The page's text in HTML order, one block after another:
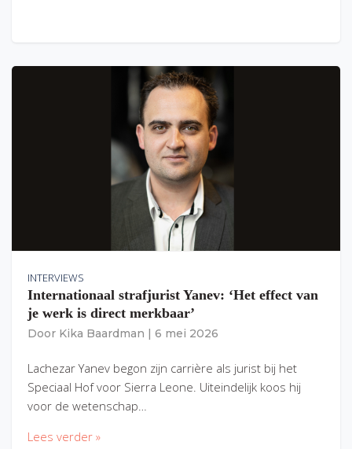
INTERVIEWS
Internationaal strafjurist Yanev: ‘Het effect van
je werk is direct merkbaar’
Door Kika Baardman 6 mei 2026
Lachezar Yanev begon zijn carrière als jurist bij het
Speciaal Hof voor Sierra Leone. Uiteindelijk koos hij
voor de wetenschap…
Lees verder »